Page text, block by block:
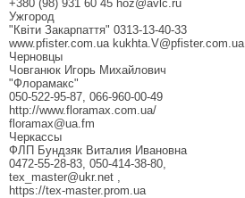
+380 (98) 931 60 45 hoz@avlc.ru
Ужгород
"Квіти Закарпаття" 0313-13-40-33
www.pfister.com.ua kukhta.V@pfister.com.ua
Черновцы
Човганюк Игорь Михайлович
"Флорамакс"
050-522-95-87, 066-960-00-49
http://www.floramax.com.ua/
floramax@ua.fm
Черкассы
ФЛП Бундзяк Виталия Ивановна
0472-55-28-83, 050-414-38-80,
tex_master@ukr.net ,
https://tex-master.prom.ua